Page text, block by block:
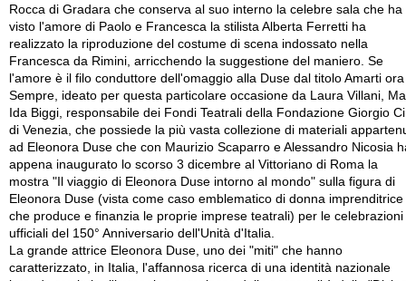
Rocca di Gradara che conserva al suo interno la celebre sala che ha
visto l'amore di Paolo e Francesca la stilista Alberta Ferretti ha
realizzato la riproduzione del costume di scena indossato nella
Francesca da Rimini, arricchendo la suggestione del maniero. Se
l'amore è il filo conduttore dell'omaggio alla Duse dal titolo Amarti
Sempre, ideato per questa particolare occasione da Laura Villani,
Ida Biggi, responsabile dei Fondi Teatrali della Fondazione Giorgio
di Venezia, che possiede la più vasta collezione di materiali
ad Eleonora Duse che con Maurizio Scaparro e Alessandro Nicosia
appena inaugurato lo scorso 3 dicembre al Vittoriano di Roma la
mostra "Il viaggio di Eleonora Duse intorno al mondo" sulla figura di
Eleonora Duse (vista come caso emblematico di donna imprenditrice
che produce e finanzia le proprie imprese teatrali) per le celebrazioni
ufficiali del 150° Anniversario dell'Unità d'Italia.
La grande attrice Eleonora Duse, uno dei "miti" che hanno
caratterizzato, in Italia, l'affannosa ricerca di una identità nazionale